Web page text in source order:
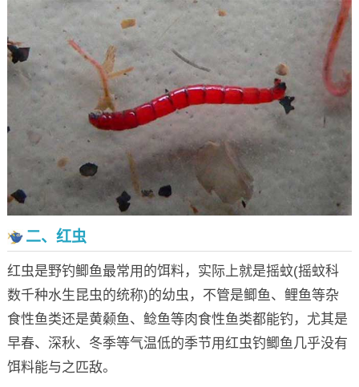
二、红虫
红虫是野钓鲫鱼最常用的饵料，实际上就是摇蚊(摇蚊科
数千种水生昆虫的统称)的幼虫，不管是鲫鱼、鲤鱼等杂
食性鱼类还是黄颡鱼、鲶鱼等肉食性鱼类都能钓，尤其是
早春、深秋、冬季等气温低的季节用红虫钓鲫鱼几乎没有
饵料能与之匹敌。